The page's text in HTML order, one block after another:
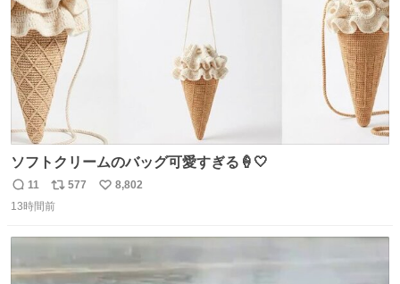
ソフトクリームのバッグ可愛すぎる🍦🤍
返
信
11
リ
ポ
数
577
い
8,802
13時間前